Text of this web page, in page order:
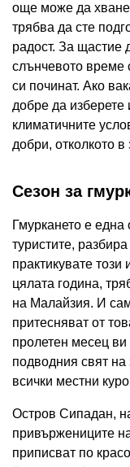
още може да хване
трябва да сте
радост. За щастие
слънчевото време
си починат. Ако
добре да изберете
климатичните
добри, отколкото в
Сезон за
Гмуркането е една
туристите,
практикувате
цялата година,
на Малайзия. И
притесняват от
пролетен месец
подводния свят на
всички местни
Остров Сипадан,
привържениците
приписват по